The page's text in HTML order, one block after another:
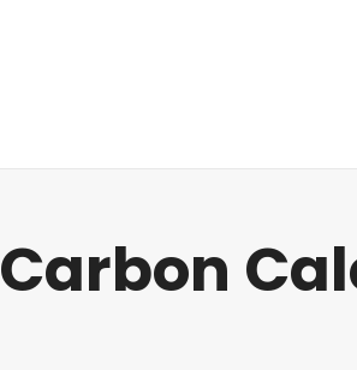
Carbon